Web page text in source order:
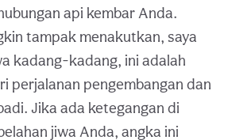
api kembar Anda.
tampak menakutkan, saya
kadang-kadang, ini adalah
perjalanan pengembangan dan
Jika ada ketegangan di
jiwa Anda, angka ini